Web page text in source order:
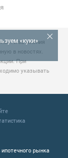
«куки»
за мнения
в новостях.
При
указывать
рынка